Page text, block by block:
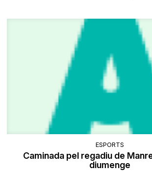
ESPORTS
Caminada pel regadiu de
diumenge